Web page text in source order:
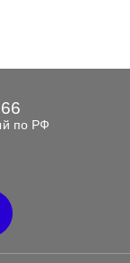
по РФ